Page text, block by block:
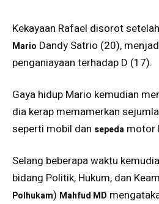
Kekayaan Rafael disorot
Mario Dandy Satrio (20),
penganiayaan terhadap D (17).
Gaya hidup Mario kemudian
dia kerap memamerkan
seperti mobil dan sepeda motor
Selang beberapa waktu
bidang Politik, Hukum, dan
Polhukam) Mahfud MD